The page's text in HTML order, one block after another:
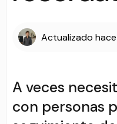
Actualizado
A veces
con personas